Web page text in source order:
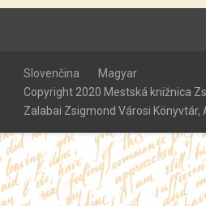
Slovenčina
Magyar
Copyright 2020 Mestská knižnica
Zalabai Zsigmond Városi Könyvtár,